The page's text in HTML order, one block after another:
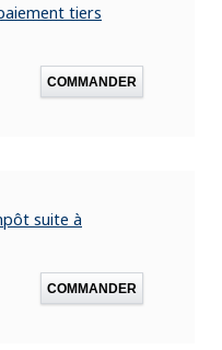
tiers
COMMANDER
suite à
COMMANDER